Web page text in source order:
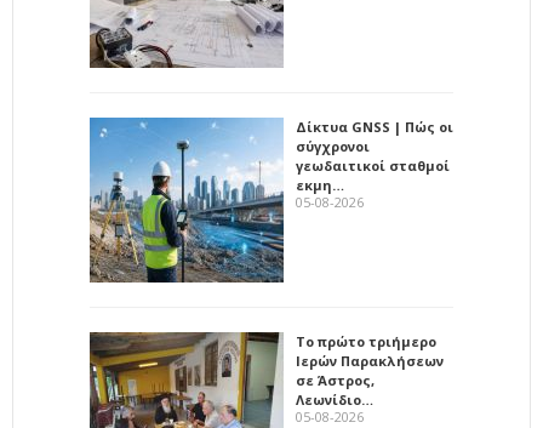
Δίκτυα GNSS | Πώς οι
σύγχρονοι
γεωδαιτικοί σταθμοί
εκμη…
05-08-2026
Το πρώτο τριήμερο
Ιερών Παρακλήσεων
σε Άστρος,
Λεωνίδιο…
05-08-2026